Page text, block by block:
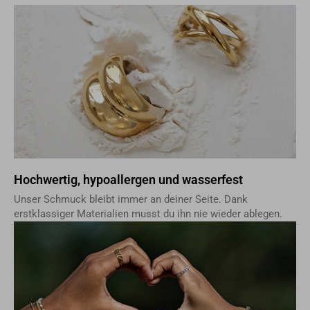
Hochwertig, hypoallergen und wasserfest
Unser Schmuck bleibt immer an deiner Seite. Dank
erstklassiger Materialien musst du ihn nie wieder ablegen.